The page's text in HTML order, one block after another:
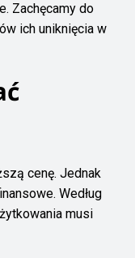
Zachęcamy do
ich uniknięcia w
cenę. Jednak
Według
musi